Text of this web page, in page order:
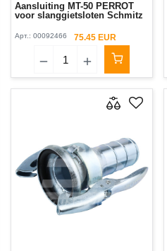
Aansluiting MT-50 PERROT
voor slanggietsloten Schmitz
Арт.: 00092466 75.45 EUR